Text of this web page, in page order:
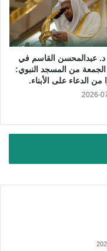
د. عبدالمحسن القاسم في
من المسجد النبوي:
من الدعاء على الأبناء.
2026-